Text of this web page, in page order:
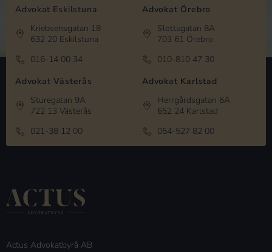
Advokat Eskilstuna
Kriebsensgatan 18
632 20 Eskilstuna
016-14 00 34
Advokat Örebro
Slottsgatan 8A
703 61 Örebro
010-810 47 30
Advokat Västerås
Sturegatan 9A
722 13 Västerås
021-38 12 00
Advokat Karlstad
Herrgårdsgatan 6A
652 24 Karlstad
054-527 82 00
Actus Advokatbyrå AB